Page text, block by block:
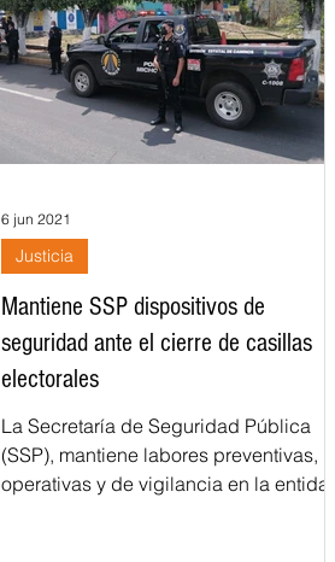
Mantiene SSP dispositivos de
seguridad ante el cierre de casillas
electorales
La Secretaría de Seguridad Pública
(SSP), mantiene labores preventivas,
operativas y de vigilancia en la entidad,
Justicia
6 jun 2021